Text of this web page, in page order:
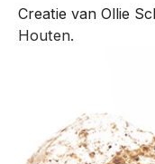
Creatie van Ollie
Houten.